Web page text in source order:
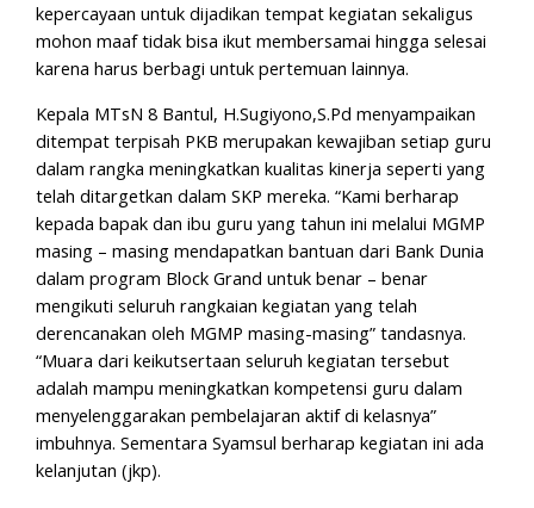
kepercayaan untuk dijadikan tempat kegiatan sekaligus
mohon maaf tidak bisa ikut membersamai hingga selesai
karena harus berbagi untuk pertemuan lainnya.
Kepala MTsN 8 Bantul, H.Sugiyono,S.Pd menyampaikan
ditempat terpisah PKB merupakan kewajiban setiap guru
dalam rangka meningkatkan kualitas kinerja seperti yang
telah ditargetkan dalam SKP mereka. “Kami berharap
kepada bapak dan ibu guru yang tahun ini melalui MGMP
masing – masing mendapatkan bantuan dari Bank Dunia
dalam program Block Grand untuk benar – benar
mengikuti seluruh rangkaian kegiatan yang telah
derencanakan oleh MGMP masing-masing” tandasnya.
“Muara dari keikutsertaan seluruh kegiatan tersebut
adalah mampu meningkatkan kompetensi guru dalam
menyelenggarakan pembelajaran aktif di kelasnya”
imbuhnya. Sementara Syamsul berharap kegiatan ini ada
kelanjutan (jkp).